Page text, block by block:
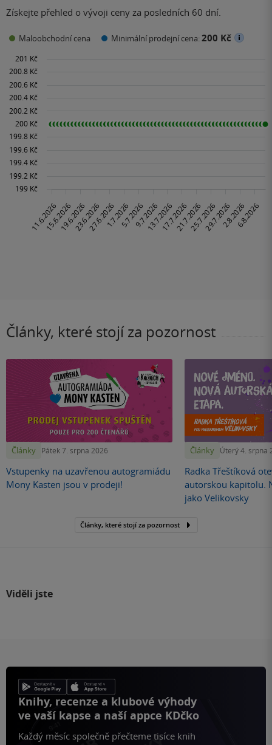
Získejte přehled o vývoji ceny za posledních 60 dní.
Maloobchodní cena Minimální prodejní cena:200 Kč
Články, které stojí za pozornost
Články Pátek 7. srpna 2026
Vstupenky na uzavřenou autogramiádu
Mony Kasten jsou v prodeji!
Články Úterý 4. srpna
Radka Třeštíková
autorskou kapitolu.
jako Velikovsky
Články, které stojí za pozornost
Viděli jste
Knihy, recenze a klubové výhody
ve vaší kapse a naší appce KDčko
Každý měsíc společně přečteme tisíce knih